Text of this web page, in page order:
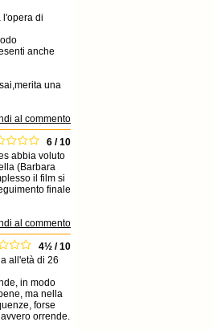
l'opera di
anche
una
al commento
6 / 10
abbia voluto
(Barbara
il film si
finale
al commento
4½ / 10
all'età di 26
in modo
ma nella
forse
orrende.